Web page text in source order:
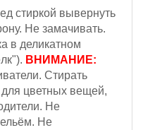
стиркой вывернуть
Не замачивать.
в деликатном
ВНИМАНИЕ:
Стирать
цветных вещей,
Не
Не